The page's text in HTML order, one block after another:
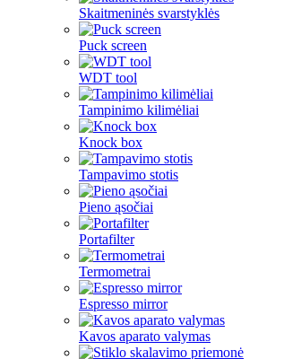
Skaitmeninės svarstyklės
Puck screen
WDT tool
Tampinimo kilimėliai
Knock box
Tampavimo stotis
Pieno ąsočiai
Portafilter
Termometrai
Espresso mirror
Kavos aparato valymas